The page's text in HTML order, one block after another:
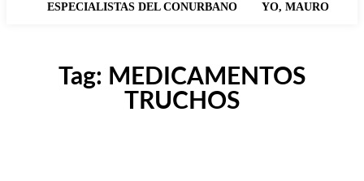
ESPECIALISTAS DEL CONURBANO YO, MAURO
Tag: MEDICAMENTOS
TRUCHOS